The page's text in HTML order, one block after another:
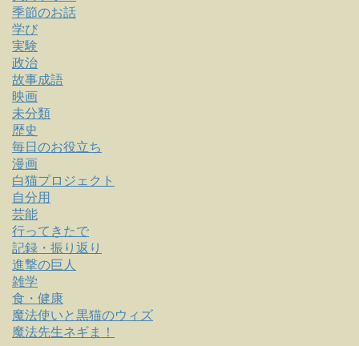
季節のお話
学び
実験
政治
故事成語
映画
未分類
歴史
毎日のお役立ち
漫画
白猫プロジェクト
自分用
芸能
行ってきたで
記録・振り返り
進撃の巨人
雑学
食・健康
魔法使いと黒猫のウィズ
魔法先生ネギま！